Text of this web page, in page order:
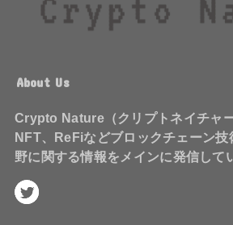
About Us
Crypto Nature（クリプトネイチャ
NFT、ReFiなどブロックチェーン
野に関する情報をメインに発信して